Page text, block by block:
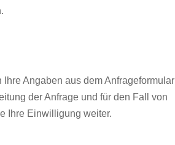
Angaben aus dem Anfrageformular
der Anfrage und für den Fall von
Ihre Einwilligung weiter.